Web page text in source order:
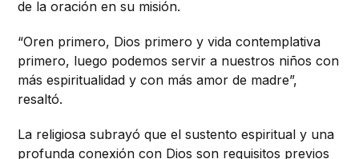
de la oración en su misión.
“Oren primero, Dios primero y vida contemplativa
primero, luego podemos servir a nuestros niños con
más espiritualidad y con más amor de madre”,
resaltó.
La religiosa subrayó que el sustento espiritual y una
profunda conexión con Dios son requisitos previos